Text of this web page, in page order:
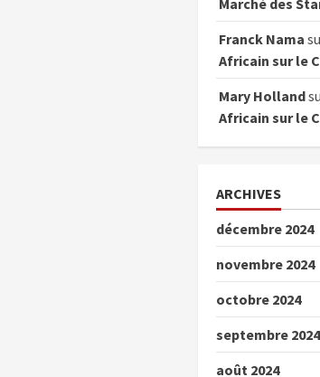
Marché des
Franck Nama
Africain sur le
Mary Holland
Africain sur le
ARCHIVES
décembre 2024
novembre 2024
octobre 2024
septembre 2024
août 2024